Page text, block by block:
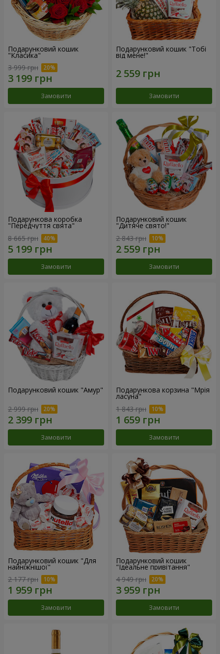
Подарунковий кошик
"Класика"
3 999 грн
Замовити
Подарунковий кошик "Тобі
від мене!"
Замовити
Подарункова коробка
"Передчуття свята"
8 665 грн
Замовити
Подарунковий кошик
"Дитяче свято!"
2 843 грн
Замовити
Подарунковий кошик "Амур"
2 999 грн
Замовити
Подарункова корзина "Мрія
ласуна"
1 843 грн
Замовити
Подарунковий кошик "Для
найніжнішої"
2 177 грн
Замовити
Подарунковий кошик
"Ідеальне привітання"
4 949 грн
Замовити